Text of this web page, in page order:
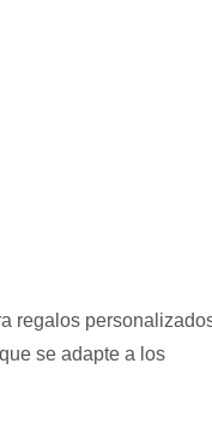
regalos
se adapte a los